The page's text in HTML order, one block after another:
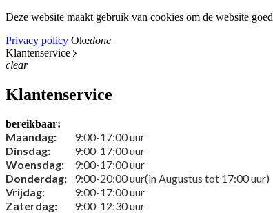
Deze website maakt gebruik van cookies om de website
Privacy policy Okedone
Klantenservice
clear
Klantenservice
bereikbaar:
Maandag:
9:00-17:00 uur
Dinsdag:
9:00-17:00 uur
Woensdag:
9:00-17:00 uur
Donderdag:
9:00-20:00 uur(in Augustus tot 17:00 uur)
Vrijdag:
9:00-17:00 uur
Zaterdag:
9:00-12:30 uur